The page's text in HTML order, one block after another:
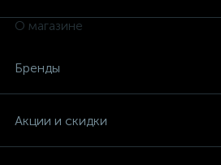
О магазине
Бренды
Акции и скидки